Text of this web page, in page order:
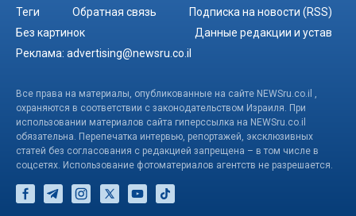
Теги Обратная связь
Подписка на новости (RSS)
Без картинок
Данные редакции и устав
Реклама: advertising@newsru.co.il
Все права на материалы, опубликованные на сайте NEWSru.co.il ,
охраняются в соответствии с законодательством Израиля. При
использовании материалов сайта гиперссылка на NEWSru.co.il
обязательна. Перепечатка интервью, репортажей, эксклюзивных
статей без согласования с редакцией запрещена – в том числе в
соцсетях. Использование фотоматериалов агентств не разрешается.